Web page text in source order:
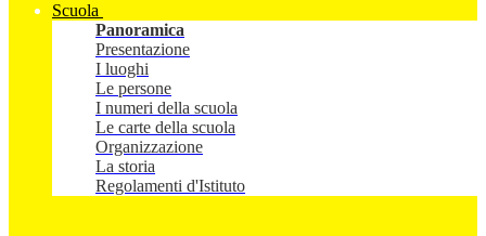
Scuola
Panoramica
Presentazione
I luoghi
Le persone
I numeri della scuola
Le carte della scuola
Organizzazione
La storia
Regolamenti d'Istituto